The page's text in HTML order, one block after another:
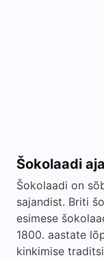
Šokolaadi
Šokolaadi on
sajandist. Briti
esimese
1800. aastate
kinkimise